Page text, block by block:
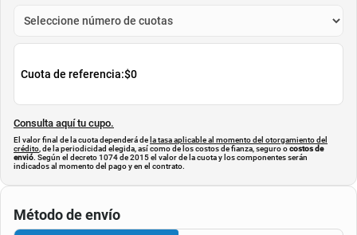
Cuota de referencia:$0
Consulta aquí tu cupo.
El valor final de la cuota dependerá de la tasa aplicable al momento del otorgamiento del
crédito , de la periodicidad elegida, así como de los costos de fianza, seguro ocostos de
envió. Según el decreto 1074 de 2015 el valor de la cuota y los componentes serán
indicados al momento del pago y en el contrato.
Método de envío